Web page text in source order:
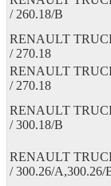
/ 260.18/B
RENAULT
/ 270.18
RENAULT
/ 270.18
RENAULT
/ 300.18/B
RENAULT
/ 300.26/A,300.26/